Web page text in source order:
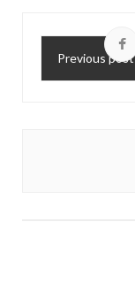
Previous post